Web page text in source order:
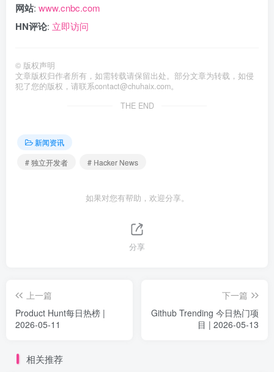
网站: www.cnbc.com
HN评论: 立即访问
© 版权声明
文章版权归作者所有，如需转载请保留出处。部分文章为转载，如侵
犯了您的版权，请联系contact@chuhaix.com。
THE END
新闻资讯
# 独立开发者
# Hacker News
如果对您有帮助，欢迎分享。
分享
上一篇
Product Hunt每日热榜 |
2026-05-11
下一篇
Github Trending 今日热门项
目 | 2026-05-13
相关推荐